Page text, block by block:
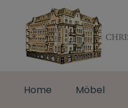
Home Möbel